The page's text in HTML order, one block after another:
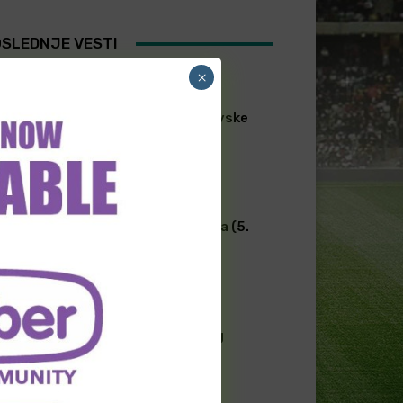
VESTI
[PREMIUM] Skandinavske
TRANSFERI FUDBAL
Transferi širom sveta (5.
NOVOSTI FUDBAL
“Svrake” imaju novog
trenera
×